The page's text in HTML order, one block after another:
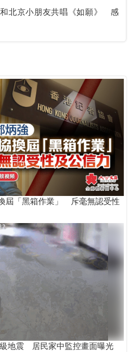
和北京小朋友共唱《如願》 感
屆「黑箱作業」 斥毫無認受性
級地震 居民家中監控畫面曝光